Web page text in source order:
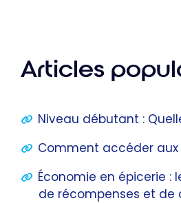
Articles
Niveau débutant :
Comment accéder aux
Économie en épicerie :
de récompenses et de